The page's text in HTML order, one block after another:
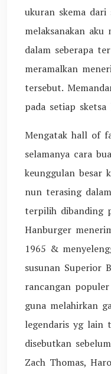
ukuran skema
melaksanakan
dalam seberapa
meramalkan
tersebut.
pada setiap
Mengatak hall of
selamanya cara
keunggulan besar
nun terasing
terpilih dibanding
Hanburger
1965 &
susunan Superior
rancangan
guna melahirkan
legendaris yg lain
disebutkan
Zach Thomas,